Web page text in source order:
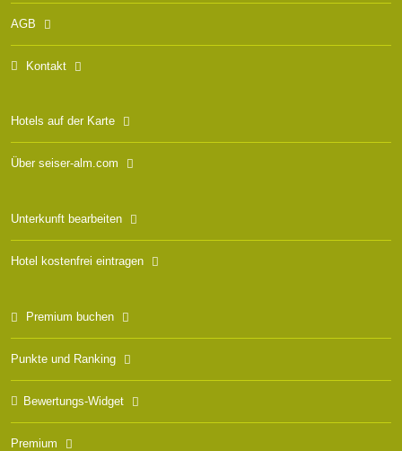
AGB
Kontakt
Hotels auf der Karte
Über seiser-alm.com
Unterkunft bearbeiten
Hotel kostenfrei eintragen
Premium buchen
Punkte und Ranking
Bewertungs-Widget
Premium